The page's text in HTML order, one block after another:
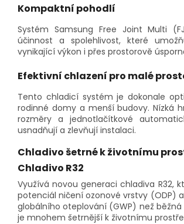
Kompaktní pohodlí
Systém Samsung Free Joint Multi
účinnost a spolehlivost, které
vynikající výkon i přes prostorově
Efektivní chlazení pro malé
Tento chladicí systém je dokonale
rodinné domy a menší budovy. Nízká
rozměry a jednotlačítkové
usnadňují a zlevňují instalaci.
Chladivo šetrné k životnímu
Chladivo R32
Využívá novou generaci chladiva R32,
potenciál ničení ozonové vrstvy (ODP)
globálního oteplování (GWP) než běžná
je mnohem šetrnější k životnímu